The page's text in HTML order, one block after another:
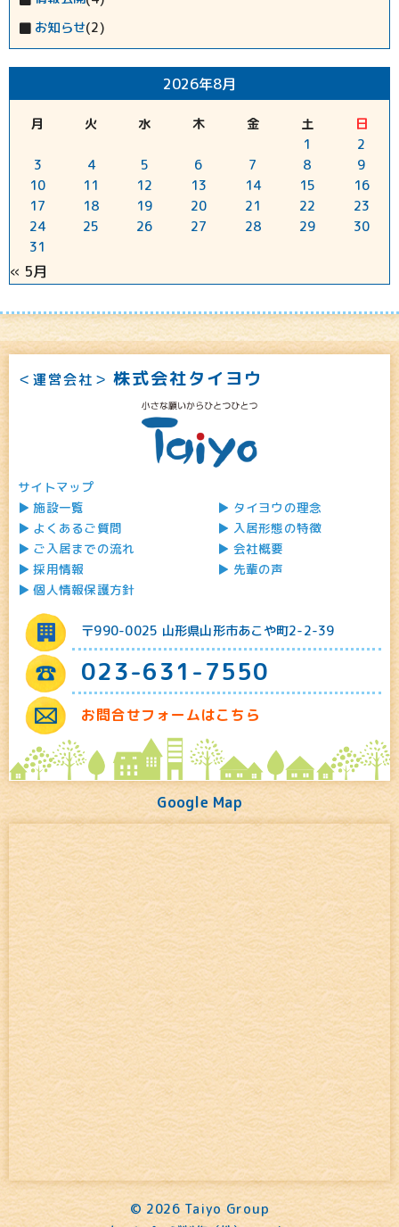
お知らせ(2)
2026年8月
月 火 水 木 金 土
日
1
2
3
4 5 6 7 8
9
10
11 12 13 14 15
16
17
18 19 20 21 22
23
24
25 26 27 28 29
30
31
« 5月
＜運営会社＞株式会社タイヨウ
サイトマップ
施設一覧
タイヨウの理念
よくあるご質問
入居形態の特徴
ご入居までの流れ
会社概要
採用情報
先輩の声
個人情報保護方針
〒990-0025 山形県山形市あこや町2-2-39
023-631-7550
お問合せフォームはこちら
Google Map
© 2026 Taiyo Group